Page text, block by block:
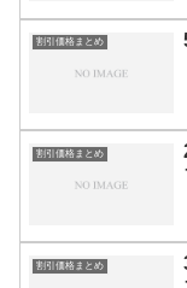
割引価格まとめ
割引価格まとめ
割引価格まとめ